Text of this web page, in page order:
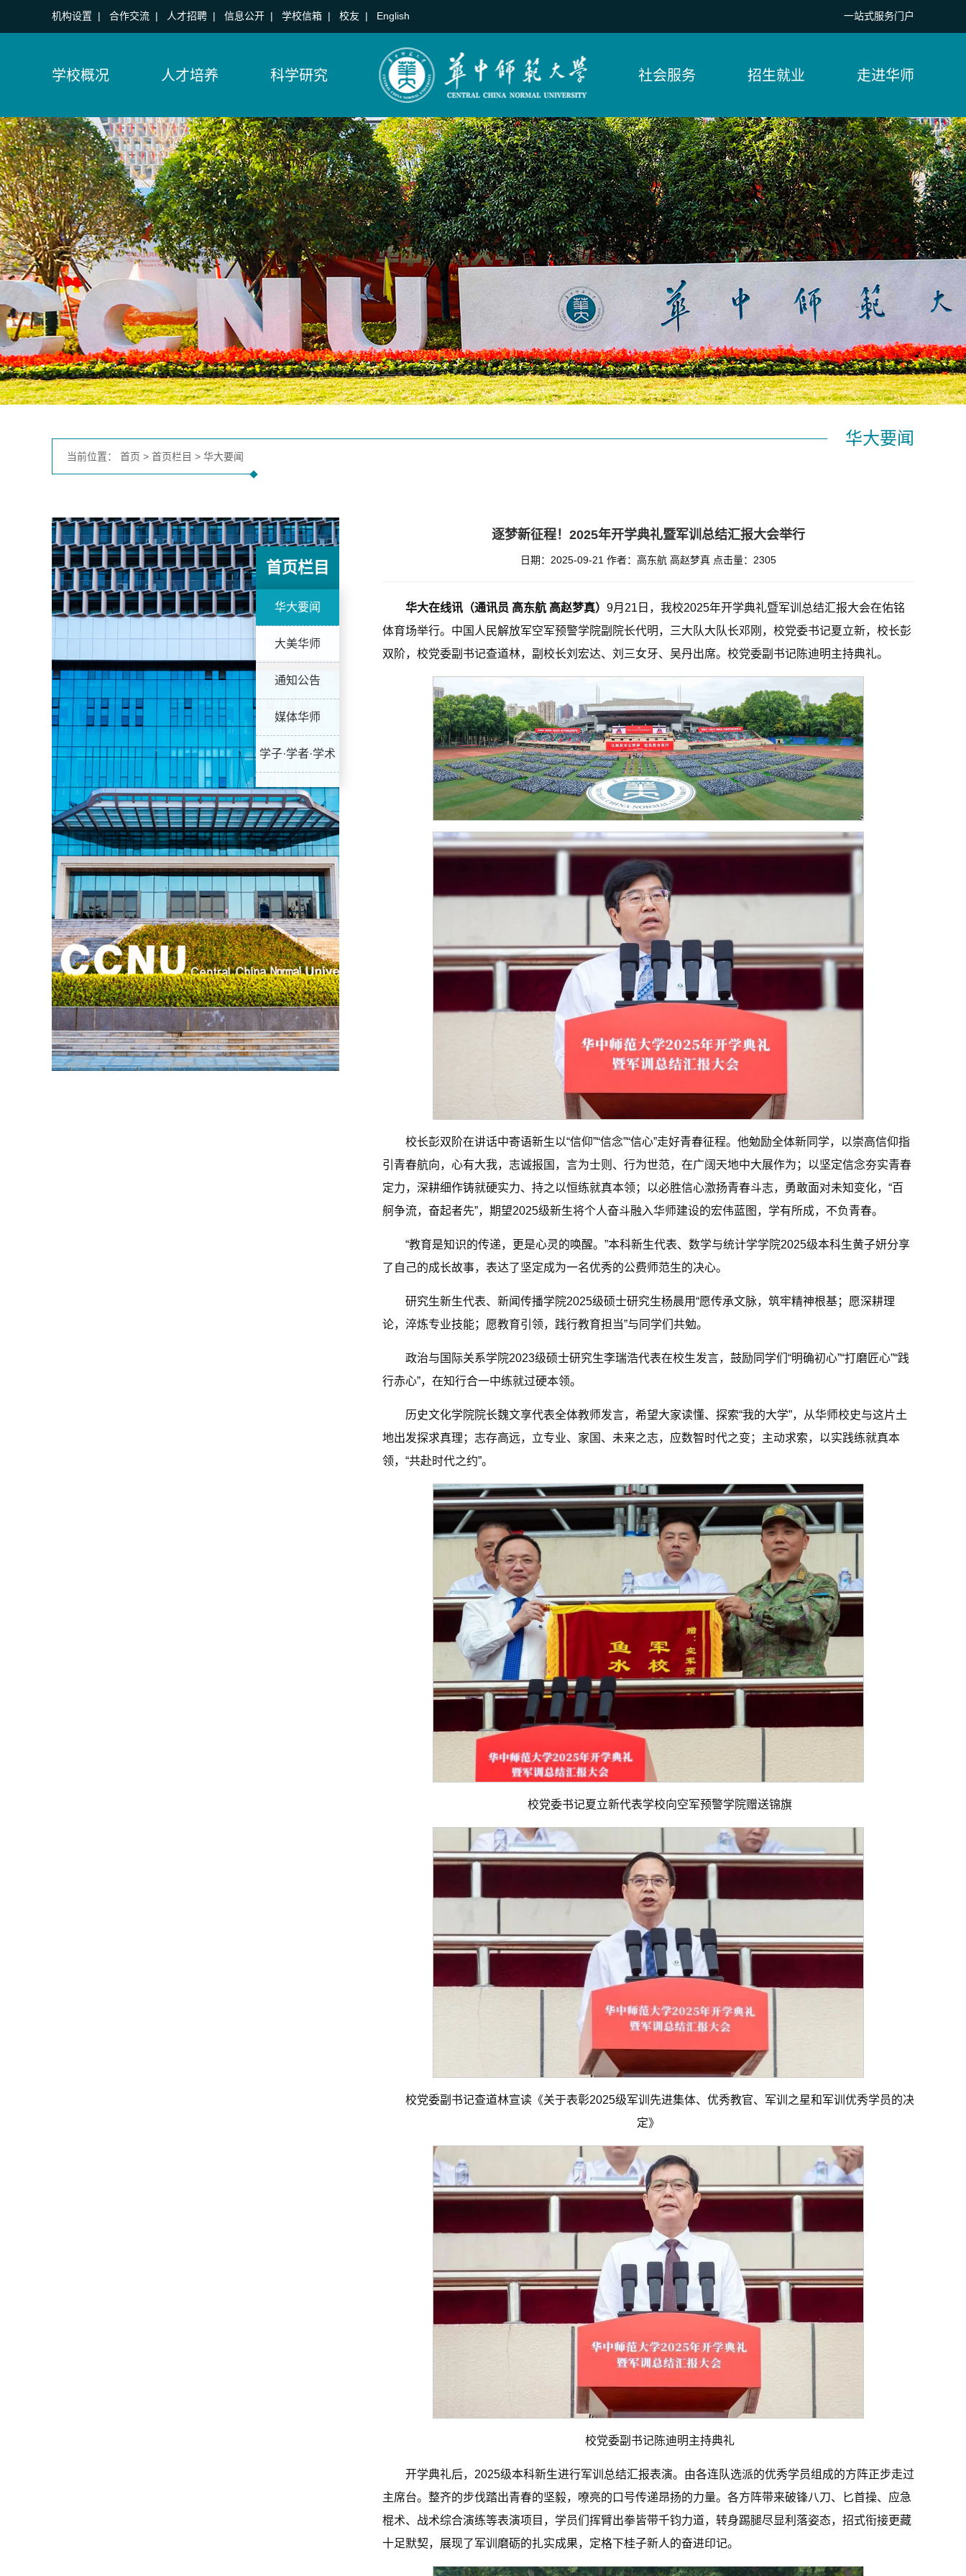
机构设置 | 合作交流 | 人才招聘 | 信息公开 | 学校信箱 | 校友 | English 一站式服务门户
学校概况 人才培养 科学研究 社会服务 招生就业 走进华师
华大要闻
当前位置： 首页 > 首页栏目 > 华大要闻
首页栏目
华大要闻
大美华师
通知公告
媒体华师
学子·学者·学术
逐梦新征程！2025年开学典礼暨军训总结汇报大会举行
日期：2025-09-21 作者：高东航 高赵梦真 点击量： 2305
华大在线讯（通讯员 高东航 高赵梦真） 9月21日，我校2025年开学典礼暨军训总结汇报大会在佑铭
体育场举行。中国人民解放军空军预警学院副院长代明，三大队大队长邓刚，校党委书记夏立新，校长彭
双阶，校党委副书记查道林，副校长刘宏达、刘三女牙、吴丹出席。校党委副书记陈迪明主持典礼。
校长彭双阶在讲话中寄语新生以“信仰”“信念”“信心”走好青春征程。他勉励全体新同学，以崇高信仰指
引青春航向，心有大我，志诚报国，言为士则、行为世范，在广阔天地中大展作为；以坚定信念夯实青春
定力，深耕细作铸就硬实力、持之以恒练就真本领；以必胜信心激扬青春斗志，勇敢面对未知变化，“百
舸争流，奋起者先”，期望2025级新生将个人奋斗融入华师建设的宏伟蓝图，学有所成，不负青春。
“教育是知识的传递，更是心灵的唤醒。”本科新生代表、数学与统计学学院2025级本科生黄子妍分享
了自己的成长故事，表达了坚定成为一名优秀的公费师范生的决心。
研究生新生代表、新闻传播学院2025级硕士研究生杨晨用“愿传承文脉，筑牢精神根基；愿深耕理
论，淬炼专业技能；愿教育引领，践行教育担当”与同学们共勉。
政治与国际关系学院2023级硕士研究生李瑞浩代表在校生发言，鼓励同学们“明确初心”“打磨匠心”“践
行赤心”，在知行合一中练就过硬本领。
历史文化学院院长魏文享代表全体教师发言，希望大家读懂、探索“我的大学”，从华师校史与这片土
地出发探求真理；志存高远，立专业、家国、未来之志，应数智时代之变；主动求索，以实践练就真本
领，“共赴时代之约”。
校党委书记夏立新代表学校向空军预警学院赠送锦旗
校党委副书记查道林宣读《关于表彰2025级军训先进集体、优秀教官、军训之星和军训优秀学员的决
定》
校党委副书记陈迪明主持典礼
开学典礼后，2025级本科新生进行军训总结汇报表演。由各连队选派的优秀学员组成的方阵正步走过
主席台。整齐的步伐踏出青春的坚毅，嘹亮的口号传递昂扬的力量。各方阵带来破锋八刀、匕首操、应急
棍术、战术综合演练等表演项目，学员们挥臂出拳皆带千钧力道，转身踢腿尽显利落姿态，招式衔接更藏
十足默契，展现了军训磨砺的扎实成果，定格下桂子新人的奋进印记。